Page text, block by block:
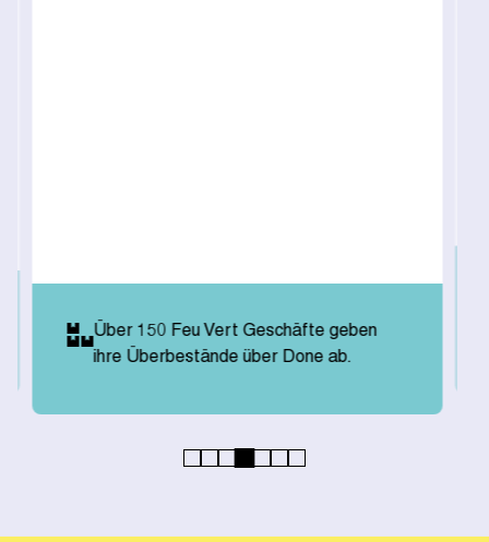
Über 150 Feu Vert Geschäfte geben
ihre Überbestände über Done ab.